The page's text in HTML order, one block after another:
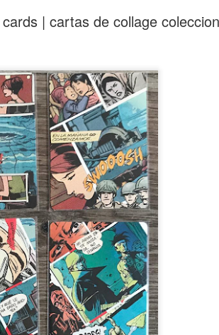
| cartas de collage